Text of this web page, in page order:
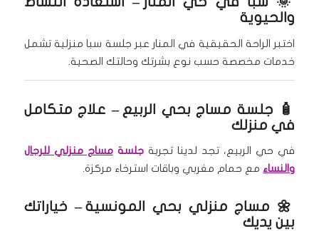
والحيوية
اختبر الراحة الحقيقية في المنار عبر جلسة سبا منزلية تشمل
خدمات مخصصة حسب نوع بشرتك وحالتك الصحية.
🧴 جلسة مساج بحي الربيع – علاج متكامل
في منزلك
في حي الربيع، تجد لدينا تجربةجلسةمساج منزلي للرجال
والنساء مع حمام مغربي وباقات استرخاء مركزة.
🌼 مساج منزلي بحي المونسية– خياراتك
بين يديك